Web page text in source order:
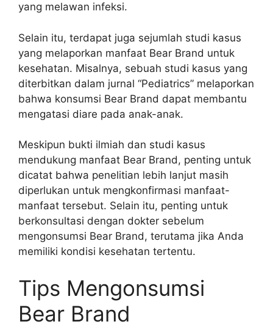
yang melawan infeksi.
Selain itu, terdapat juga sejumlah studi kasus
yang melaporkan manfaat Bear Brand untuk
kesehatan. Misalnya, sebuah studi kasus yang
diterbitkan dalam jurnal “Pediatrics” melaporkan
bahwa konsumsi Bear Brand dapat membantu
mengatasi diare pada anak-anak.
Meskipun bukti ilmiah dan studi kasus
mendukung manfaat Bear Brand, penting untuk
dicatat bahwa penelitian lebih lanjut masih
diperlukan untuk mengkonfirmasi manfaat-
manfaat tersebut. Selain itu, penting untuk
berkonsultasi dengan dokter sebelum
mengonsumsi Bear Brand, terutama jika Anda
memiliki kondisi kesehatan tertentu.
Tips Mengonsumsi
Bear Brand